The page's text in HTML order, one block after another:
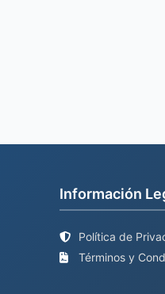
Información
Política de
Términos y